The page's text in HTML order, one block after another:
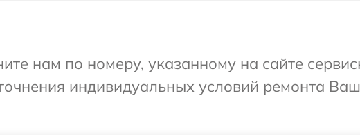
нам по номеру, указанному на сайте
индивидуальных условий ремонта